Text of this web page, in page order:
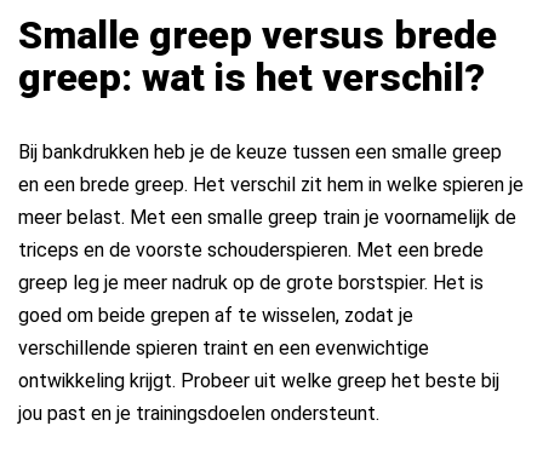
Smalle greep versus brede
greep: wat is het verschil?
Bij bankdrukken heb je de keuze tussen een smalle greep
en een brede greep. Het verschil zit hem in welke spieren je
meer belast. Met een smalle greep train je voornamelijk de
triceps en de voorste schouderspieren. Met een brede
greep leg je meer nadruk op de grote borstspier. Het is
goed om beide grepen af te wisselen, zodat je
verschillende spieren traint en een evenwichtige
ontwikkeling krijgt. Probeer uit welke greep het beste bij
jou past en je trainingsdoelen ondersteunt.